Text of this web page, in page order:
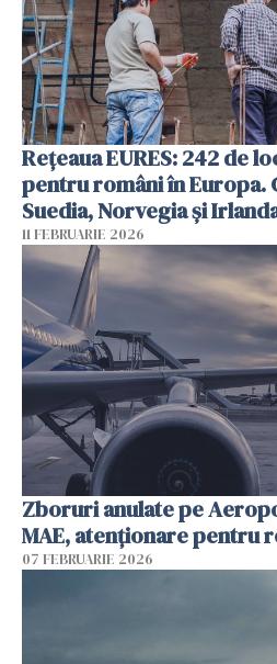
Rețeaua EURES: 242 de
pentru români în Europa.
Suedia, Norvegia și
11 FEBRUARIE 2026
Zboruri anulate pe
MAE, atenționare pentru
07 FEBRUARIE 2026